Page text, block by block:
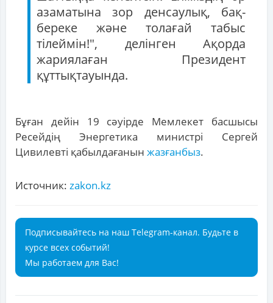
азаматына зор денсаулық, бақ-
береке және толағай табыс
тілеймін!", делінген Ақорда
жариялаған Президент
құттықтауында.
Бұған дейін 19 сәуірде Мемлекет басшысы
Ресейдің Энергетика министрі Сергей
Цивилевті қабылдағанын жазғанбыз.
Источник: zakon.kz
Подписывайтесь на наш Telegram-канал. Будьте в
курсе всех событий!
Мы работаем для Вас!